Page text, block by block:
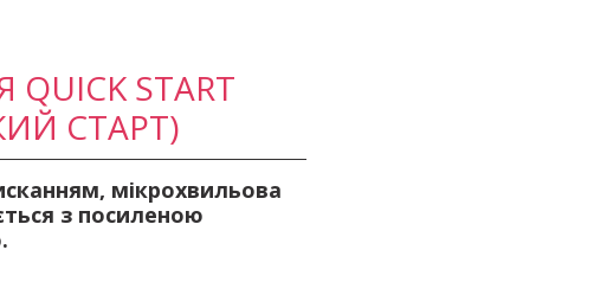
START
СТАРТ)
мікрохвильова
з посиленою